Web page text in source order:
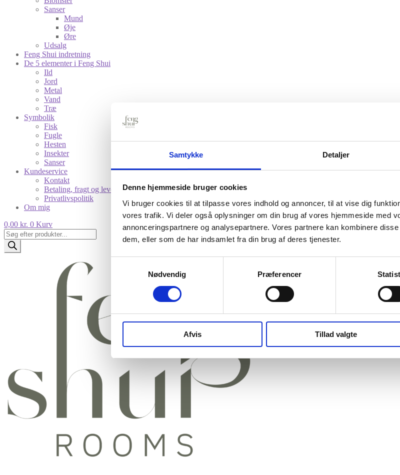
Samtykke Detaljer
Denne hjemmeside bruger cookies
Vi bruger cookies til at tilpasse vores indhold og annoncer, til at vise dig
vores trafik. Vi deler også oplysninger om din brug af vores hjemmeside med
annonceringspartnere og analysepartnere. Vores partnere kan kombinere
dem, eller som de har indsamlet fra din brug af deres tjenester.
Nødvendig
Præferencer
Afvis Tillad valgte
Sanser
Mund
Øje
Øre
Udsalg
Feng Shui indretning
De 5 elementer i Feng Shui
Ild
Jord
Metal
Vand
Træ
Symbolik
Fisk
Fugle
Hesten
Insekter
Sanser
Kundeservice
Kontakt
Betaling, fragt og levering
Privatlivspolitik
Om mig
0,00 kr. 0 Kurv
Products
search